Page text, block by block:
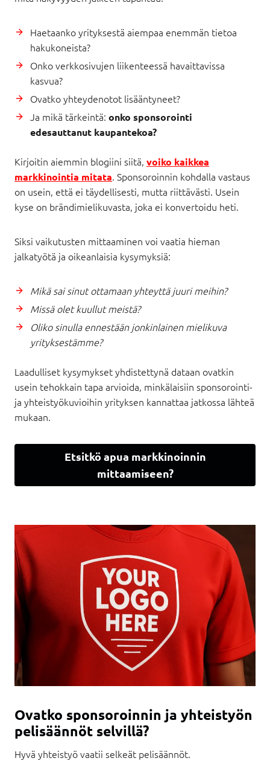
Haetaanko yrityksestä aiempaa enemmän tietoa
hakukoneista?
Onko verkkosivujen liikenteessä havaittavissa
kasvua?
Ovatko yhteydenotot lisääntyneet?
Ja mikä tärkeintä: onko sponsorointi
edesauttanut kaupantekoa?
Kirjoitin aiemmin blogiini siitä, voiko kaikkea
markkinointia mitata. Sponsoroinnin kohdalla vastaus
on usein, että ei täydellisesti, mutta riittävästi. Usein
kyse on brändimielikuvasta, joka ei konvertoidu heti.
Siksi vaikutusten mittaaminen voi vaatia hieman
jalkatyötä ja oikeanlaisia kysymyksiä:
Mikä sai sinut ottamaan yhteyttä juuri meihin?
Missä olet kuullut meistä?
Oliko sinulla ennestään jonkinlainen mielikuva
yrityksestämme?
Laadulliset kysymykset yhdistettynä dataan ovatkin
usein tehokkain tapa arvioida, minkälaisiin sponsorointi-
ja yhteistyökuvioihin yrityksen kannattaa jatkossa lähteä
mukaan.
Etsitkö apua markkinoinnin
mittaamiseen?
Ovatko sponsoroinnin ja yhteistyön
pelisäännöt selvillä?
Hyvä yhteistyö vaatii selkeät pelisäännöt.